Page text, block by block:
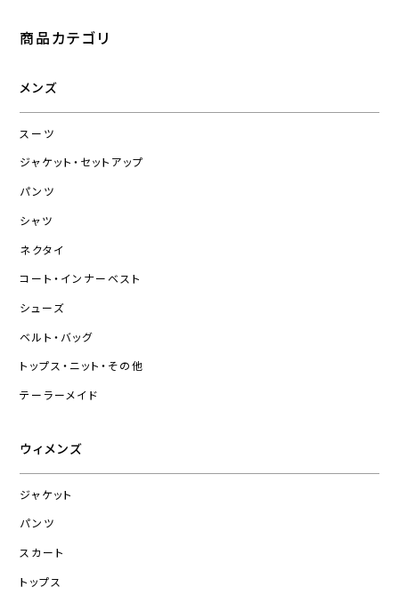
商品カテゴリ
メンズ
スーツ
ジャケット・セットアップ
パンツ
シャツ
ネクタイ
コート・インナーベスト
シューズ
ベルト・バッグ
トップス・ニット・その他
テーラーメイド
ウィメンズ
ジャケット
パンツ
スカート
トップス